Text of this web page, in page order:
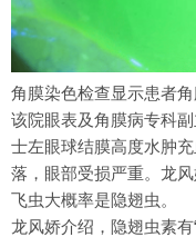
角膜染色检查显示患者角
该院眼表及角膜病专科
士左眼球结膜高度水肿
落，眼部受损严重。龙
飞虫大概率是隐翅虫。
龙风娇介绍，隐翅虫素有